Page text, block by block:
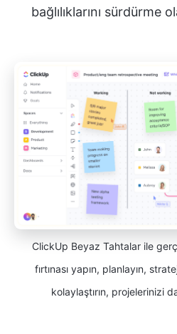
bağlılıklarını sürdürme
ClickUp Beyaz Tahtalar ile
fırtınası yapın, planlayın,
kolaylaştırın, projelerinizi